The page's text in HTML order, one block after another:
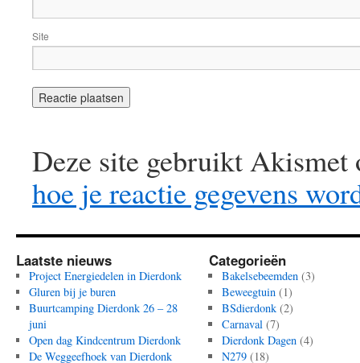
Site
Deze site gebruikt
hoe je reactie gegevens
Laatste nieuws
Project Energiedelen in Dierdonk
Gluren bij je buren
Buurtcamping Dierdonk 26 – 28
juni
Open dag Kindcentrum Dierdonk
De Weggeefhoek van Dierdonk
Categorieën
Bakelsebeemden(3)
Beweegtuin(1)
BSdierdonk(2)
Carnaval(7)
Dierdonk Dagen(4)
N279(18)